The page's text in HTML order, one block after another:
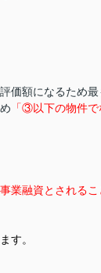
価額になるため
「③以下の物件
業融資とされる
す。